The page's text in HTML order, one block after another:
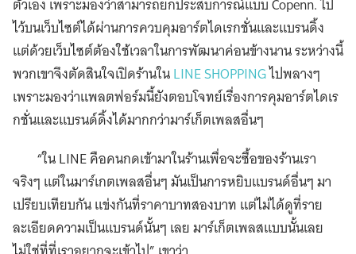
ตัวเอง เพราะมองว่าสามารถยกประสบการณ์แบบ Copenn. ไป
ไว้บนเว็บไซต์ได้ผ่านการควบคุมอาร์ตไดเรกชั่นและแบรนดิ้ง
แต่ด้วยเว็บไซต์ต้องใช้เวลาในการพัฒนาค่อนข้างนาน ระหว่างนี้
พวกเขาจึงตัดสินใจเปิดร้านในLINE SHOPPINGไปพลางๆ
เพราะมองว่าแพลตฟอร์มนี้ยังตอบโจทย์เรื่องการคุมอาร์ตไดเร
กชั่นและแบรนด์ดิ้งได้มากกว่ามาร์เก็ตเพลสอื่นๆ
“ใน LINE คือคนกดเข้ามาในร้านเพื่อจะซื้อของร้านเรา
จริงๆ แต่ในมาร์เกตเพลสอื่นๆ มันเป็นการหยิบแบรนด์อื่นๆ มา
เปรียบเทียบกัน แข่งกันที่ราคาบาทสองบาท แต่ไม่ได้ดูที่ราย
ละเอียดความเป็นแบรนด์นั้นๆ เลย มาร์เก็ตเพลสแบบนั้นเลย